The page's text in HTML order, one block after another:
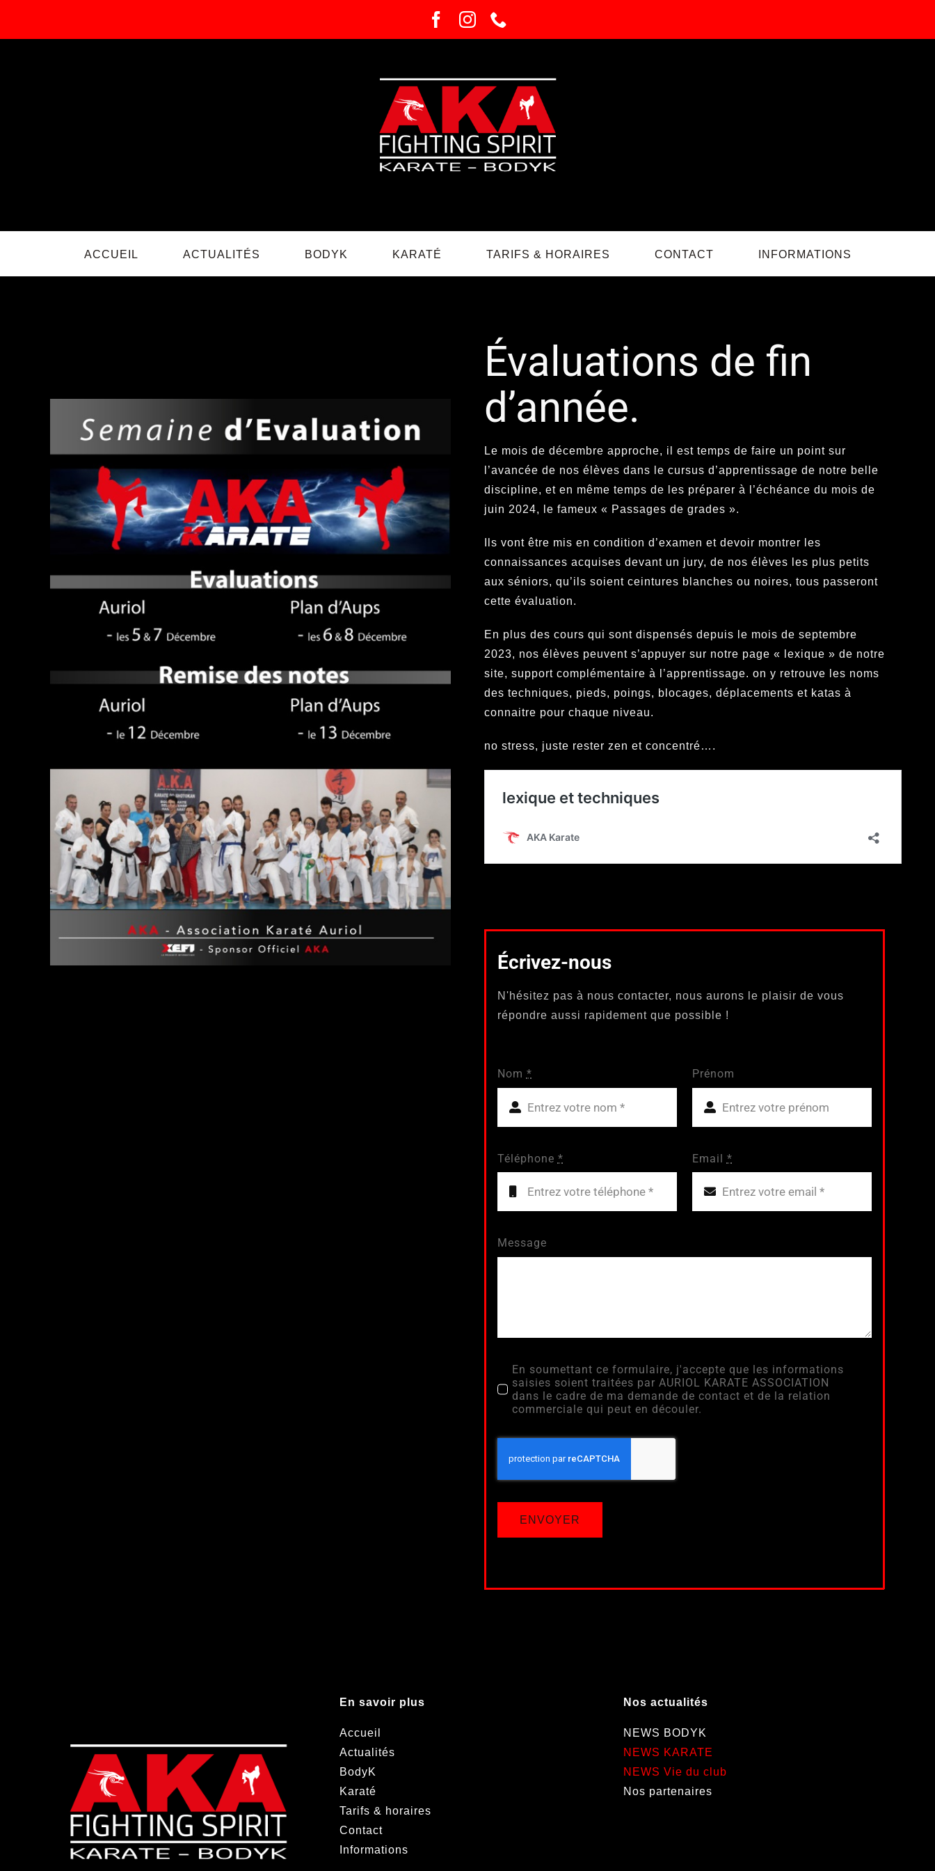
ACCUEIL ACTUALITÉS BODYK KARATÉ TARIFS & HORAIRES CONTACT INFORMATIONS
Évaluations de fin
d’année.
Le mois de décembre approche, il est temps de faire un point sur
l’avancée de nos élèves dans le cursus d’apprentissage de notre belle
discipline, et en même temps de les préparer à l’échéance du mois de
juin 2024, le fameux « Passages de grades ».
Ils vont être mis en condition d’examen et devoir montrer les
connaissances acquises devant un jury, de nos élèves les plus petits
aux séniors, qu’ils soient ceintures blanches ou noires, tous passeront
cette évaluation.
En plus des cours qui sont dispensés depuis le mois de septembre
2023, nos élèves peuvent s’appuyer sur notre page « lexique » de notre
site, support complémentaire à l’apprentissage. on y retrouve les noms
des techniques, pieds, poings, blocages, déplacements et katas à
connaitre pour chaque niveau.
no stress, juste rester zen et concentré….
Écrivez-nous
N'hésitez pas à nous contacter, nous aurons le plaisir de vous
répondre aussi rapidement que possible !
Nom *
Téléphone *
Prénom
Email *
Message
En soumettant ce formulaire, j'accepte que les informations
saisies soient traitées par AURIOL KARATE ASSOCIATION
dans le cadre de ma demande de contact et de la relation
commerciale qui peut en découler.
ENVOYER
En savoir plus
Accueil
Actualités
BodyK
Karaté
Tarifs & horaires
Contact
Informations
Nos actualités
NEWS BODYK
NEWS KARATE
NEWS Vie du club
Nos partenaires